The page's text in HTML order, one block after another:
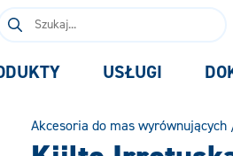
Szukaj:
USŁUGI
Akcesoria do mas wyrównujących